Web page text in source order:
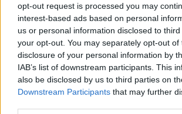
opt-out request is processed you may
interest-based ads based on personal
us or personal information disclosed to
your opt-out. You may separately opt-out of
disclosure of your personal information by
IAB’s list of downstream participants. This
also be disclosed by us to third parties on
Downstream Participants that may further
Fjell-Ljom har ikke ansvar for
eksterne nettsider som det
Det er ikke tillatt å kopiere
legge ut skjermdump av
Avisa er medlem i Landslaget